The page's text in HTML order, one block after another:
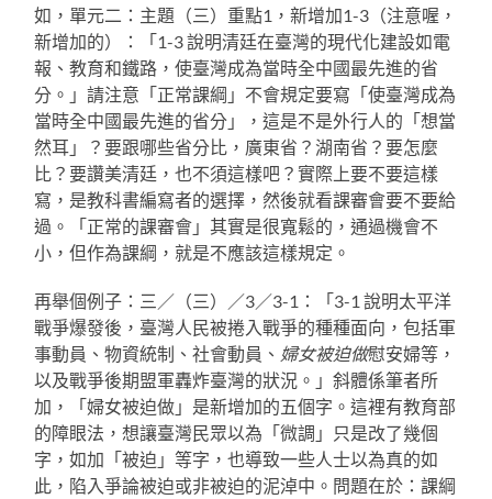
如，單元二：主題（三）重點1，新增加1-3（注意喔，
新增加的）：「1-3 說明清廷在臺灣的現代化建設如電
報、教育和鐵路，使臺灣成為當時全中國最先進的省
分。」請注意「正常課綱」不會規定要寫「使臺灣成為
當時全中國最先進的省分」，這是不是外行人的「想當
然耳」？要跟哪些省分比，廣東省？湖南省？要怎麼
比？要讚美清廷，也不須這樣吧？實際上要不要這樣
寫，是教科書編寫者的選擇，然後就看課審會要不要給
過。「正常的課審會」其實是很寬鬆的，通過機會不
小，但作為課綱，就是不應該這樣規定。
再舉個例子：三／（三）／3／3-1：「3-1 說明太平洋
戰爭爆發後，臺灣人民被捲入戰爭的種種面向，包括軍
事動員、物資統制、社會動員、 婦女被迫做慰安婦等，
以及戰爭後期盟軍轟炸臺灣的狀況。」斜體係筆者所
加，「婦女被迫做」是新增加的五個字。這裡有教育部
的障眼法，想讓臺灣民眾以為「微調」只是改了幾個
字，如加「被迫」等字，也導致一些人士以為真的如
此，陷入爭論被迫或非被迫的泥淖中。問題在於：課綱